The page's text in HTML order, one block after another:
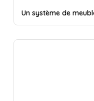
Un système de